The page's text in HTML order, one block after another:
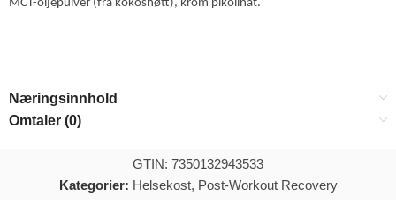
MCT-oljepulver (fra kokosnøtt), krom pikolinat.
Næringsinnhold
Omtaler (0)
GTIN: 7350132943533
Kategorier: Helsekost, Post-Workout Recovery